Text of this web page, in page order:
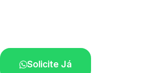
Solicite Já